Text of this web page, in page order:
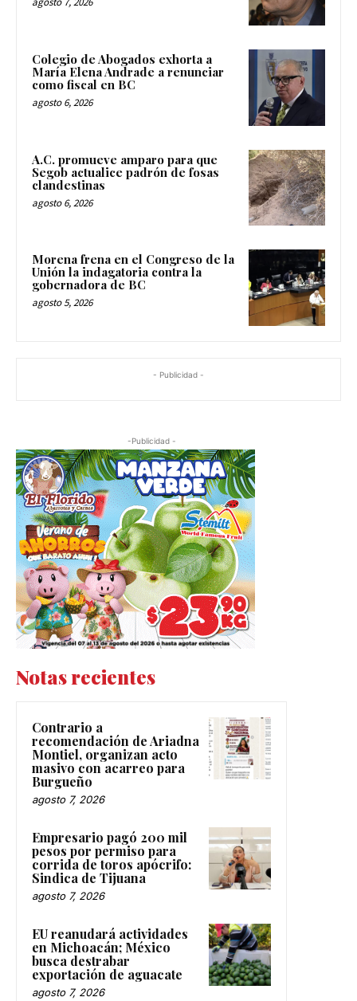
Colegio de Abogados exhorta a
María Elena Andrade a renunciar
como fiscal en BC
agosto 6, 2026
A.C. promueve amparo para que
Segob actualice padrón de fosas
clandestinas
agosto 6, 2026
Morena frena en el Congreso de la
Unión la indagatoria contra la
gobernadora de BC
agosto 5, 2026
- Publicidad -
-Publicidad -
Notas recientes
Contrario a
recomendación de Ariadna
Montiel, organizan acto
masivo con acarreo para
Burgueño
agosto 7, 2026
Empresario pagó 200 mil
pesos por permiso para
corrida de toros apócrifo:
Sindica de Tijuana
agosto 7, 2026
EU reanudará actividades
en Michoacán; México
busca destrabar
exportación de aguacate
agosto 7, 2026